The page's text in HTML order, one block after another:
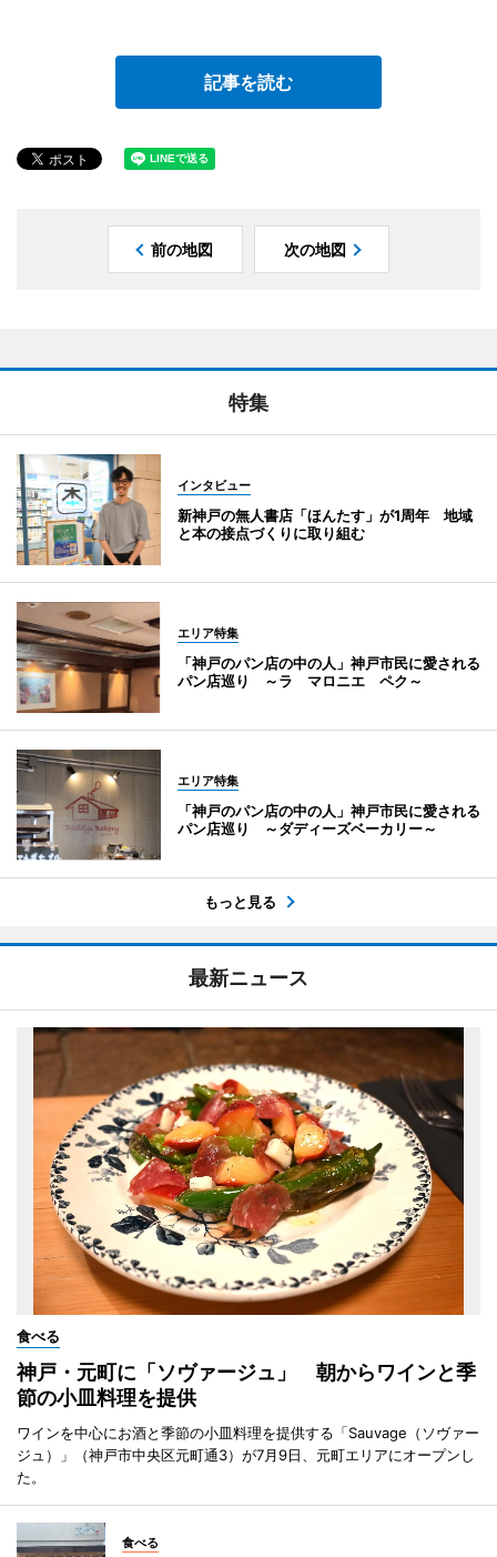
記事を読む
前の地図 次の地図
特集
インタビュー
新神戸の無人書店「ほんたす」が1周年 地域
と本の接点づくりに取り組む
エリア特集
「神戸のパン店の中の人」神戸市民に愛される
パン店巡り ～ラ マロニエ ペク～
エリア特集
「神戸のパン店の中の人」神戸市民に愛される
パン店巡り ～ダディーズベーカリー～
もっと見る
最新ニュース
食べる
神戸・元町に「ソヴァージュ」 朝からワインと季
節の小皿料理を提供
ワインを中心にお酒と季節の小皿料理を提供する「Sauvage（ソヴァー
ジュ）」（神戸市中央区元町通3）が7月9日、元町エリアにオープンし
た。
食べる